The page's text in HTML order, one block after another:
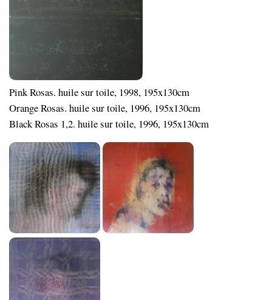
Pink Rosas. huile sur toile, 1998, 195x130cm
Orange Rosas. huile sur toile, 1996, 195x130cm
Black Rosas 1,2. huile sur toile, 1996, 195x130cm